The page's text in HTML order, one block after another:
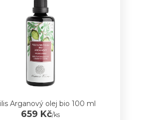
Arganový olej bio 100 ml
659 Kč/ks